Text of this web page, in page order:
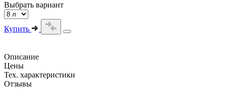
Выбрать вариант
Купить
Описание
Цены
Тех. характеристики
Отзывы